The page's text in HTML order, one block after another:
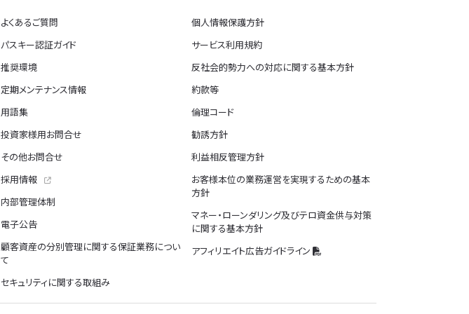
よくあるご質問
パスキー認証ガイド
推奨環境
定期メンテナンス情報
用語集
投資家様用お問合せ
その他お問合せ
採用情報
内部管理体制
電子公告
顧客資産の分別管理に関する保証業務につい
て
セキュリティに関する取組み
個人情報保護方針
サービス利用規約
反社会的勢力への対応に関する基本方針
約款等
倫理コード
勧誘方針
利益相反管理方針
お客様本位の業務運営を実現するための基本
方針
マネー・ローンダリング及びテロ資金供与対策
に関する基本方針
アフィリエイト広告ガイドライン